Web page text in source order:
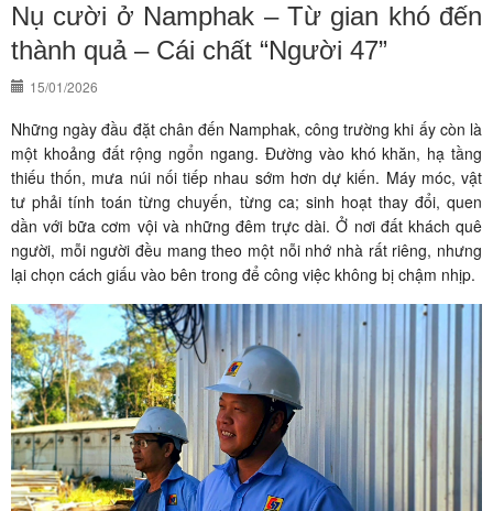
Nụ cười ở Namphak – Từ gian khó đến
thành quả – Cái chất “Người 47”
15/01/2026
Những ngày đầu đặt chân đến Namphak, công trường khi ấy còn là
một khoảng đất rộng ngổn ngang. Đường vào khó khăn, hạ tầng
thiếu thốn, mưa núi nối tiếp nhau sớm hơn dự kiến. Máy móc, vật
tư phải tính toán từng chuyến, từng ca; sinh hoạt thay đổi, quen
dần với bữa cơm vội và những đêm trực dài. Ở nơi đất khách quê
người, mỗi người đều mang theo một nỗi nhớ nhà rất riêng, nhưng
lại chọn cách giấu vào bên trong để công việc không bị chậm nhịp.